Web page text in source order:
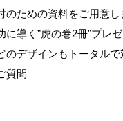
のための資料をご用意し
に導く”虎の巻2冊”プレ
のデザインもトータルで
質問